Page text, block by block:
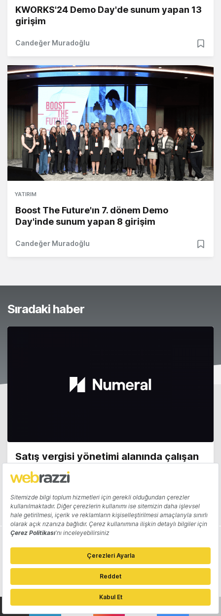
KWORKS'24 Demo Day'de sunum yapan 13
girişim
Candeğer Muradoğlu
YATIRIM
Boost The Future'ın 7. dönem Demo
Day'inde sunum yapan 8 girişim
Candeğer Muradoğlu
Sıradaki haber
Satış vergisi yönetimi alanında çalışan
Numeral, 35 milyon dolar yatırım aldı